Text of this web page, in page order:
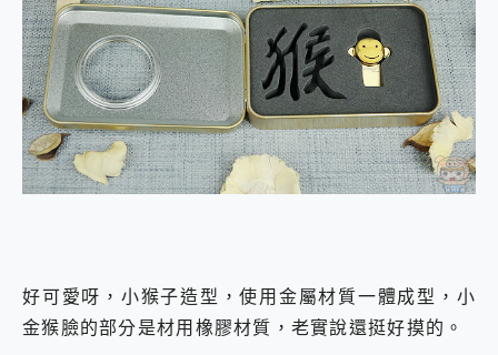
好可愛呀，小猴子造型，使用金屬材質一體成型，小
金猴臉的部分是材用橡膠材質，老實說還挺好摸的。